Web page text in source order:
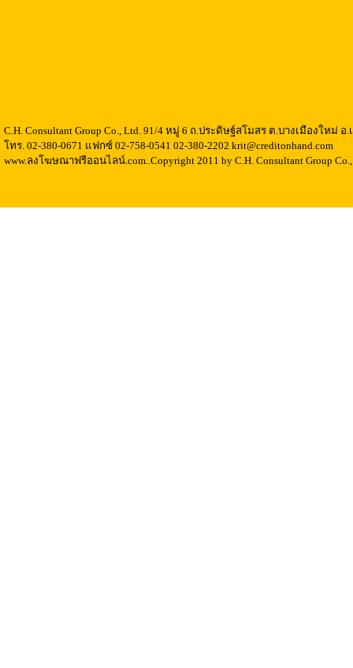
C.H. Consultant Group Co., Ltd. 91/4 หมู่ 6 ถ.ประดิษฐ์สโมสร ต.บางเมืองใหม่ อ
โทร. 02-380-0671 แฟกซ์ 02-758-0541 02-380-2202 krit@creditonhand.com
www.ลงโฆษณาฟรีออนไลน์.com..Copyright 2011 by C.H. Consultant Group